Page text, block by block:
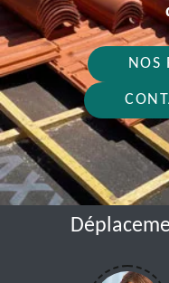
NOS